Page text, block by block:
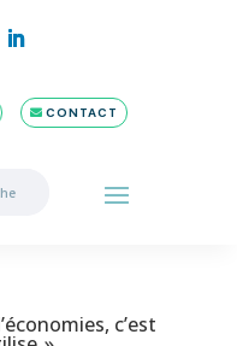
CONTACT
c’est